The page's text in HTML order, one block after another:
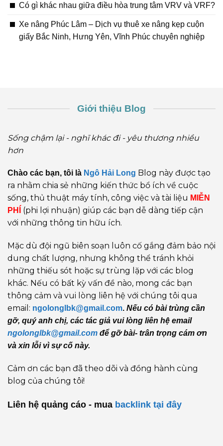
Có gì khác nhau giữa điều hòa trung tâm VRV và VRF?
Xe nâng Phúc Lâm – Dịch vụ thuê xe nâng kẹp cuộn
giấy Bắc Ninh, Hưng Yên, Vĩnh Phúc chuyên nghiệp
Giới thiệu Blog
Sống chậm lại - nghĩ khác đi - yêu thương nhiều
hơn
Chào các bạn, tôi là Ngô Hải Long Blog này được tạo
ra nhằm chia sẻ những kiến thức bổ ích về cuộc
sống, thủ thuật máy tính, công việc và tài liệu MIỄN
PHÍ
(phi lợi nhuận) giúp các bạn dễ dàng tiếp cận
với những thông tin hữu ích.
Mặc dù đội ngũ biên soạn luôn cố gắng đảm bảo nội
dung chất lượng, nhưng không thể tránh khỏi
những thiếu sót hoặc sự trùng lặp với các blog
khác. Nếu có bất kỳ vấn đề nào, mong các bạn
thông cảm và vui lòng liên hệ với chúng tôi qua
email: ngolonglbk@gmail.com. Nếu có bài trùng cần
gỡ, quý anh chị, các tác giả vui lòng liên hệ email
ngolonglbk@gmail.com để gỡ bài- trân trọng cám ơn
và xin lỗi vì sự cố này.
Cảm ơn các bạn đã theo dõi và đồng hành cùng
blog của chúng tôi!
Liên hệ quảng cáo - mua backlink tại đây